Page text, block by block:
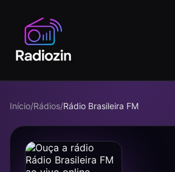
Início/Rádios/Rádio Brasileira FM